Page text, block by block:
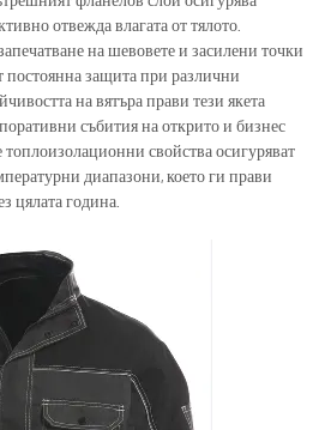
отвежда влагата от тялото.
на шевовете и засилени точки
постоянна защита при различни
на вятъра прави тези якета
събития на открито и бизнес
свойства осигуряват
диапазони, което ги прави
цялата година.